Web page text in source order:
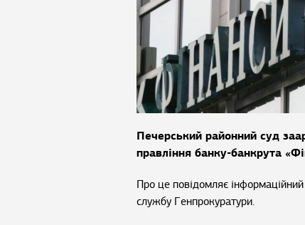
Печерський районний суд
правління банку-банкрута
Про це повідомляє
службу Генпрокуратури.